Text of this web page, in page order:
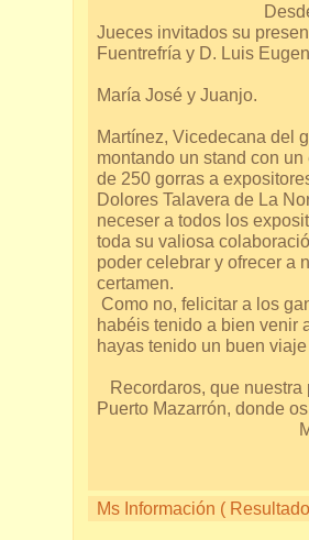
Desde estas
Jueces invitados su
Fuentrefría y
María
Martínez, Vicedecana del
montando un stand con
de 250 gorras a
Dolores Talavera de La
neceser a todos los
toda su valiosa
poder celebrar y ofrecer a
Como no, felicitar a los
habéis tenido a bien venir
hayas tenido un buen
Recordaros, que nuestra
Puerto
Mil
Ms Información (